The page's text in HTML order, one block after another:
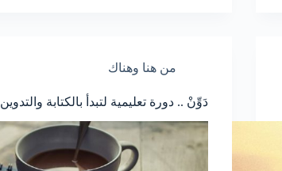
من هنا وهناك
دَوِّنْ .. دورة تعليمية لتبدأ بالكتابة والتدوين